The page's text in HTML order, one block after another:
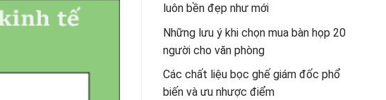
luôn bền đẹp như mới
Những lưu ý khi chọn mua bàn họp 20
người cho văn phòng
Các chất liệu bọc ghế giám đốc phổ
biến và ưu nhược điểm